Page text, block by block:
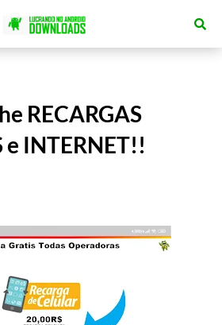
RECARGAS
e INTERNET!!